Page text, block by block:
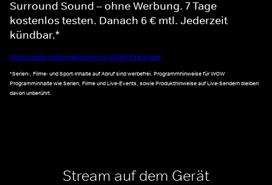
Surround Sound – ohne Werbung. 7 Tage
kostenlos testen. Danach 6 € mtl. Jederzeit
kündbar.*
Noch mehr Informationen zu WOW Premium
*Serien-, Filme- und Sport-Inhalte auf Abruf sind werbefrei. Programmhinweise für WOW
Programminhalte wie Serien, Filme und Live-Events, sowie Produkthinweise auf Live-Sendern bleiben
davon unberührt.
Stream auf dem Gerät